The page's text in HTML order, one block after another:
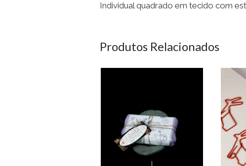
Individual quadrado em tecido com
Produtos Relacionados